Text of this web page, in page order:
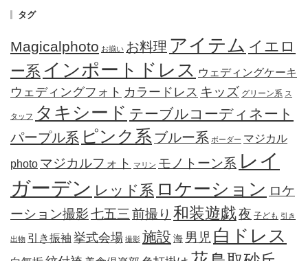
タグ
Magicalphoto お揃い お料理 アイテム イエロ
ー系 インポートドレス ウェディングケーキ
ウェディングフォト カラードレス キッズ グリーン系 ス
タッフ タキシード テーブルコーディネート
パープル系 ピンク系 ブルー系 ボーダー マジカル
photo マジカルフォト マリン モノトーン系 レイ
ガーデン レッド系 ロケーション ロケ
ーション撮影七五三 前撮り 和装遊戯夜 子ども 引き
出物 引き振袖 挙式会場 撮影 施設 海 男児 白ドレス